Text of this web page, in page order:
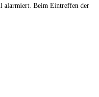
alarmiert. Beim Eintreffen der